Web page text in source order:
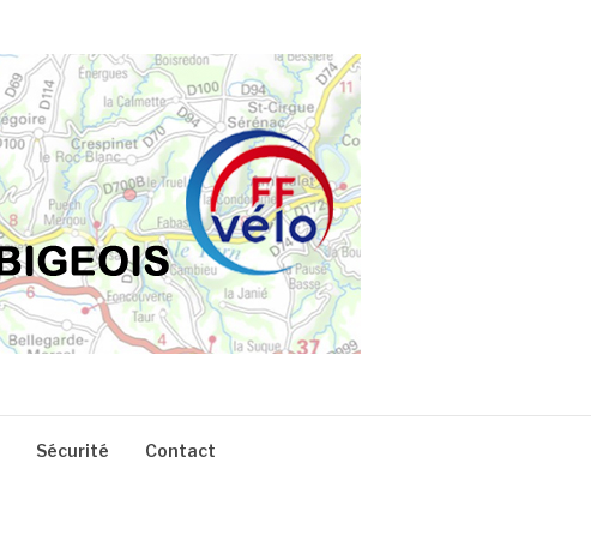
Sécurité Contact